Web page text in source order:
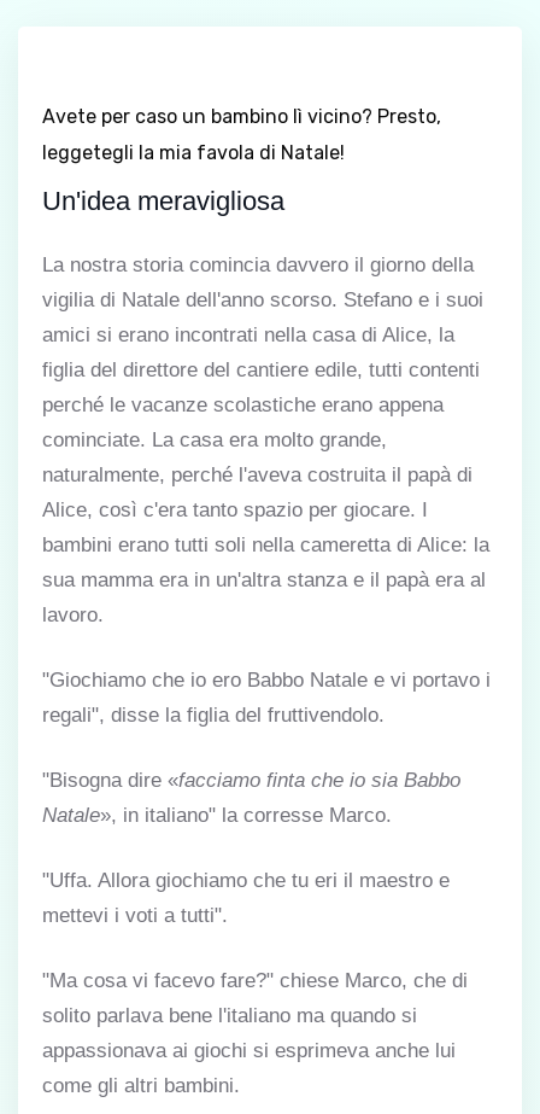
Avete per caso un bambino lì vicino? Presto,
leggetegli la mia favola di Natale!
Un'idea meravigliosa
La nostra storia comincia davvero il giorno della
vigilia di Natale dell'anno scorso. Stefano e i suoi
amici si erano incontrati nella casa di Alice, la
figlia del direttore del cantiere edile, tutti contenti
perché le vacanze scolastiche erano appena
cominciate. La casa era molto grande,
naturalmente, perché l'aveva costruita il papà di
Alice, così c'era tanto spazio per giocare. I
bambini erano tutti soli nella cameretta di Alice: la
sua mamma era in un'altra stanza e il papà era al
lavoro.
"Giochiamo che io ero Babbo Natale e vi portavo i
regali", disse la figlia del fruttivendolo.
"Bisogna dire «facciamo finta che io sia Babbo
Natale», in italiano" la corresse Marco.
"Uffa. Allora giochiamo che tu eri il maestro e
mettevi i voti a tutti".
"Ma cosa vi facevo fare?" chiese Marco, che di
solito parlava bene l'italiano ma quando si
appassionava ai giochi si esprimeva anche lui
come gli altri bambini.